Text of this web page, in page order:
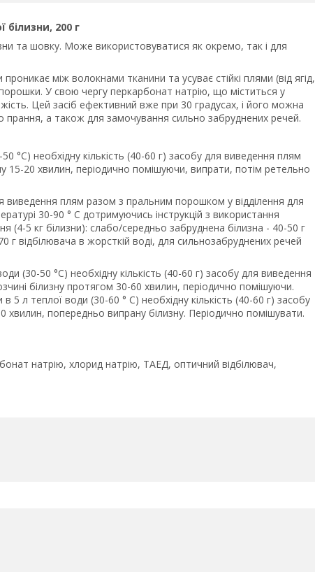
білизни, 200 г
та шовку. Може використовуватися як окремо, так і для
між волокнами тканини та усуває стійкі плями (від ягід,
У свою чергу перкарбонат натрію, що міститься у
Цей засіб ефективний вже при 30 градусах, і його можна
прання, а також для замочування сильно забруднених речей.
°С) необхідну кількість (40-60 г) засобу для виведення плям
20 хвилин, періодично помішуючи, випрати, потім ретельно
виведення плям разом з пральним порошком у відділення для
30-90 ° С дотримуючись інструкцій з використання
5 кг білизни): слабо/середньо забруднена білизна - 40-50 г
г відбілювача в жорсткій воді, для сильнозабруднених речей
(30-50 °С) необхідну кількість (40-60 г) засобу для виведення
білизну протягом 30-60 хвилин, періодично помішуючи.
л теплої води (30-60 ° С) необхідну кількість (40-60 г) засобу
попередньо випрану білизну. Періодично помішувати.
натрію, хлорид натрію, ТАЕД, оптичний відбілювач,